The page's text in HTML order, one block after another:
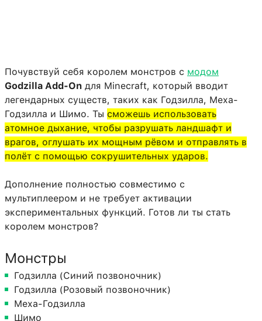
Почувствуй себя королем монстров с модом
Godzilla Add-On для Minecraft, который вводит
легендарных существ, таких как Годзилла, Меха-
Годзилла и Шимо. Ты сможешь использовать
атомное дыхание, чтобы разрушать ландшафт и
врагов, оглушать их мощным рёвом и отправлять в
полёт с помощью сокрушительных ударов.
Дополнение полностью совместимо с
мультиплеером и не требует активации
экспериментальных функций. Готов ли ты стать
королем монстров?
Монстры
Годзилла (Синий позвоночник)
Годзилла (Розовый позвоночник)
Меха-Годзилла
Шимо